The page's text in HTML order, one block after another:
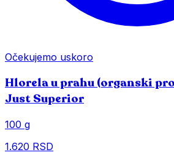
Očekujemo uskoro
Hlorela u prahu (organski
Just Superior
100 g
1.620 RSD